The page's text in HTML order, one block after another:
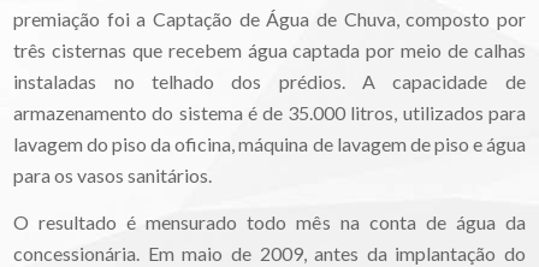
premiação foi a Captação de Água de Chuva, composto por
três cisternas que recebem água captada por meio de calhas
instaladas no telhado dos prédios. A capacidade de
armazenamento do sistema é de 35.000 litros, utilizados para
lavagem do piso da oficina, máquina de lavagem de piso e água
para os vasos sanitários.
O resultado é mensurado todo mês na conta de água da
concessionária. Em maio de 2009, antes da implantação do